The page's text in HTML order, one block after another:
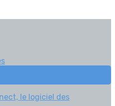
le logiciel des